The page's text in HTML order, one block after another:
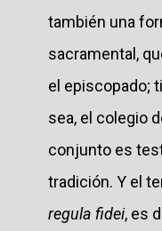
también una
sacramental,
el episcopado;
sea, el colegio
conjunto es
tradición. Y el
regula fidei, es